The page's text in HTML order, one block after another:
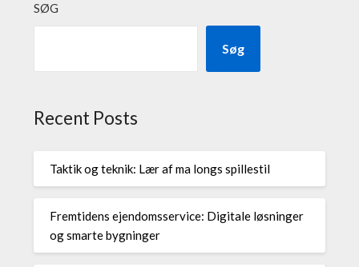
SØG
Søg
Recent Posts
Taktik og teknik: Lær af ma longs spillestil
Fremtidens ejendomsservice: Digitale løsninger
og smarte bygninger